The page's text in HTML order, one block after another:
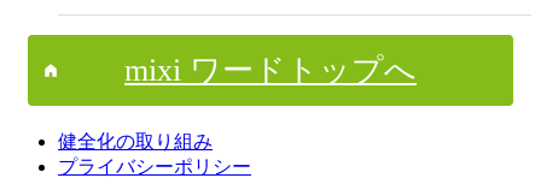
mixi ワードトップへ
健全化の取り組み
プライバシーポリシー